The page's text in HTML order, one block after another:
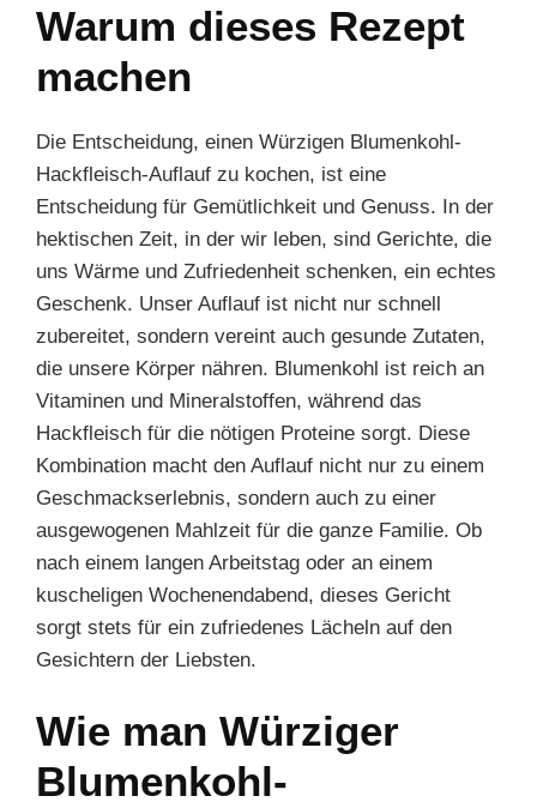
Warum dieses Rezept
machen
Die Entscheidung, einen Würzigen Blumenkohl-
Hackfleisch-Auflauf zu kochen, ist eine
Entscheidung für Gemütlichkeit und Genuss. In der
hektischen Zeit, in der wir leben, sind Gerichte, die
uns Wärme und Zufriedenheit schenken, ein echtes
Geschenk. Unser Auflauf ist nicht nur schnell
zubereitet, sondern vereint auch gesunde Zutaten,
die unsere Körper nähren. Blumenkohl ist reich an
Vitaminen und Mineralstoffen, während das
Hackfleisch für die nötigen Proteine sorgt. Diese
Kombination macht den Auflauf nicht nur zu einem
Geschmackserlebnis, sondern auch zu einer
ausgewogenen Mahlzeit für die ganze Familie. Ob
nach einem langen Arbeitstag oder an einem
kuscheligen Wochenendabend, dieses Gericht
sorgt stets für ein zufriedenes Lächeln auf den
Gesichtern der Liebsten.
Wie man Würziger
Blumenkohl-